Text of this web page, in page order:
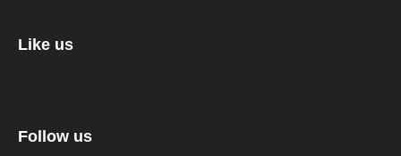
Like us
Follow us